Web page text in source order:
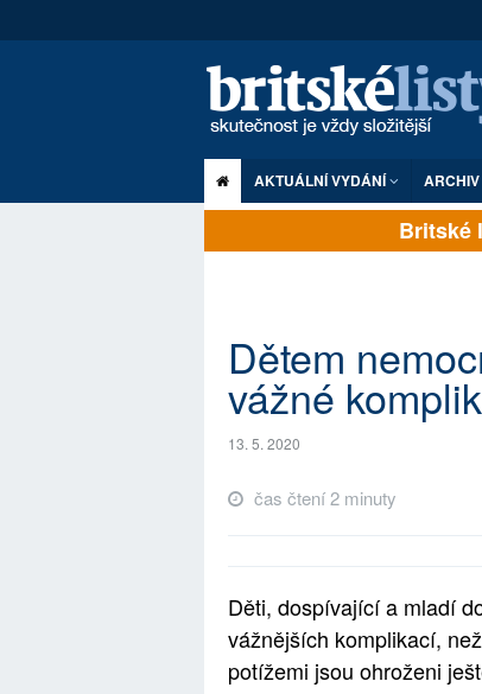
AKTUÁLNÍ VYDÁNÍ ARCHIV
Britské
Dětem
vážné
13. 5. 2020
čas čtení 2 minuty
Děti, dospívající a mladí
vážnějších komplikací,
potížemi jsou ohroženi